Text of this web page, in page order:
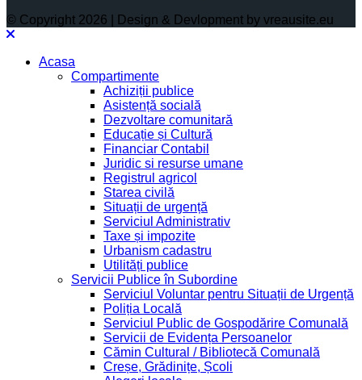
© Copyright 2026 | Design & Devlopment by vreausite.eu
Acasa
Compartimente
Achiziții publice
Asistență socială
Dezvoltare comunitară
Educație și Cultură
Financiar Contabil
Juridic si resurse umane
Registrul agricol
Starea civilă
Situații de urgență
Serviciul Administrativ
Taxe și impozite
Urbanism cadastru
Utilități publice
Servicii Publice în Subordine
Serviciul Voluntar pentru Situații de Urgență
Poliția Locală
Serviciul Public de Gospodărire Comunală
Servicii de Evidența Persoanelor
Cămin Cultural / Bibliotecă Comunală
Creșe, Grădinițe, Școli